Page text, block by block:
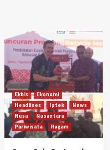
Ekbis
Ekonomi
Headlines
Iptek
News
Nusa
Nusantara
Pariwisata
Ragam